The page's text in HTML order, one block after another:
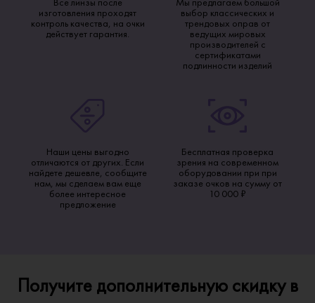
изготовления проходят
контроль качества, на очки
действует гарантия.
выбор классических и
трендовых оправ от
ведущих мировых
производителей с
сертификатами
подлинности изделий
Наши цены выгодно
отличаются от других. Если
найдете дешевле, сообщите
нам, мы сделаем вам еще
более интересное
предложение
Бесплатная проверка
зрения на современном
оборудовании при при
заказе очков на сумму от
10 000 ₽
Получите дополнительную скидку в